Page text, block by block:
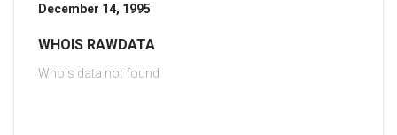
December 14, 1995
WHOIS RAWDATA
Whois data not found